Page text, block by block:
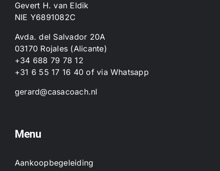
Gevert H. van Eldik
NIE Y6891082C
Avda. del Salvador 20A
03170 Rojales (Alicante)
+34 688 79 78 12
+31 6 55 17 16 40 ofvia Whatsapp
gerard@casacoach.nl
Menu
Aankoopbegeleiding